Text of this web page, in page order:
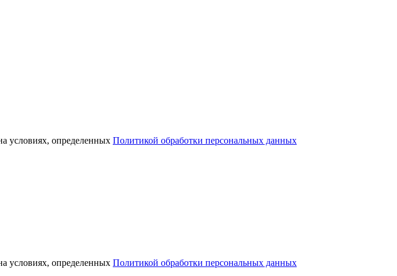
условиях, определенных Политикой обработки персональных данных
условиях, определенных Политикой обработки персональных данных